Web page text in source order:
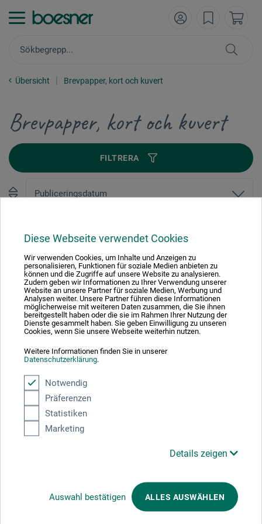
Diese Webseite verwendet Cookies
Wir verwenden Cookies, um Inhalte und Anzeigen zu
personalisieren, Funktionen für soziale Medien anbieten zu
können und die Zugriffe auf unsere Website zu analysieren.
Zudem geben wir Informationen zu Ihrer Verwendung unserer
Website an unsere Partner für soziale Medien, Werbung und
Analysen weiter. Unsere Partner führen diese Informationen
möglicherweise mit weiteren Daten zusammen, die Sie ihnen
bereitgestellt haben oder die sie im Rahmen Ihrer Nutzung der
Dienste gesammelt haben. Sie geben Einwilligung zu unseren
Cookies, wenn Sie unsere Webseite weiterhin nutzen.
Weitere Informationen finden Sie in unserer
Datenschutzerklärung.
Notwendig
Präferenzen
Statistiken
Marketing
Details zeigen
Auswahl bestätigen ALLES AUSWÄHLEN
Übersicht Brevpapper, kort och kuvert
Brevpapper, kort och kuvert
FILTRERA
Absolut säker
AVBESTÄLLA